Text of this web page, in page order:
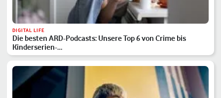
DIGITAL LIFE
Die besten ARD-Podcasts: Unsere Top 6 von Crime bis
Kinderserien-…